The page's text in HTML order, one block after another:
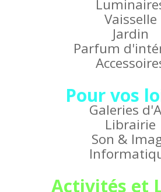
Vaisselle
Jardin
Parfum
Pour vos
Galeries
Librairie
Son &
Activités et